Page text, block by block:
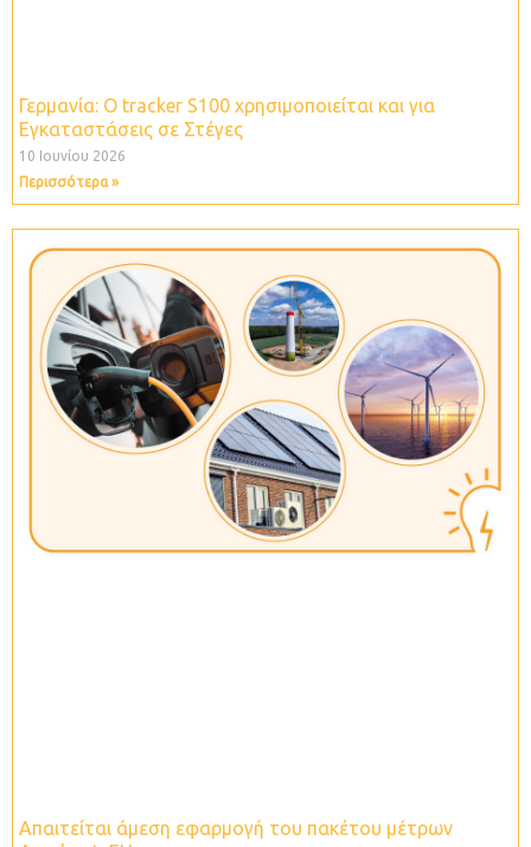
Γερμανία: O tracker S100 χρησιμοποιείται και για
Εγκαταστάσεις σε Στέγες
10 Ιουνίου 2026
Περισσότερα »
Απαιτείται άμεση εφαρμογή του πακέτου μέτρων